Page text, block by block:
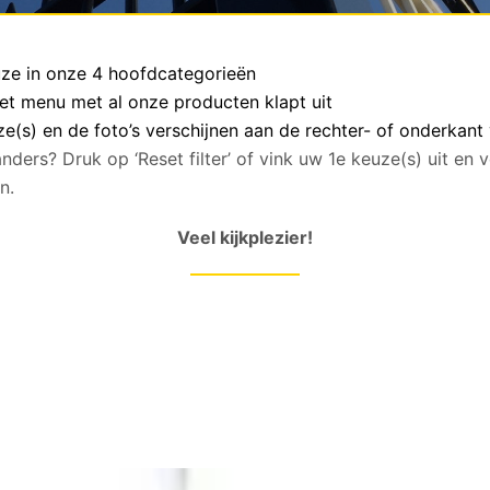
in onze 4 hoofdcategorieën
menu met al onze producten klapt uit
en de foto’s verschijnen aan de rechter- of onderkant
Druk op ‘Reset filter’ of vink uw 1e keuze(s) uit en
Veel kijkplezier!